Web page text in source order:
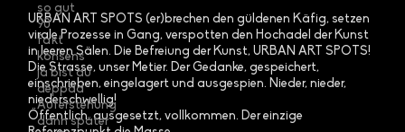
URBAN ART SPOTS (er)brechen den güldenen Käfig, setzen
virale Prozesse in Gang, verspotten den Hochadel der Kunst
in leeren Sälen. Die Befreiung der Kunst, URBAN ART SPOTS!
Die Strasse, unser Metier. Der Gedanke, gespeichert,
einschrieben, eingelagert und ausgespien. Nieder, nieder,
niederschwellig!
Öffentlich, ausgesetzt, vollkommen. Der einzige
so gut
90
fakt
konsens
ja bist du
deppad
Auferstehung
dann später